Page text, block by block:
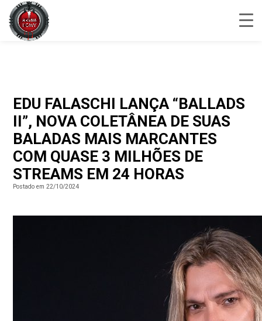
EDU FALASCHI LANÇA “BALLADS
II”, NOVA COLETÂNEA DE SUAS
BALADAS MAIS MARCANTES
COM QUASE 3 MILHÕES DE
STREAMS EM 24 HORAS
Postado em 22/10/2024